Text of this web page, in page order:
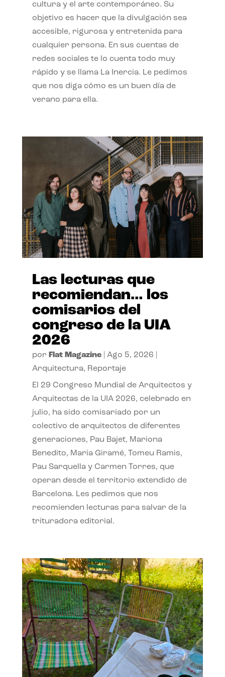
cultura y el arte contemporáneo. Su
objetivo es hacer que la divulgación sea
accesible, rigurosa y entretenida para
cualquier persona. En sus cuentas de
redes sociales te lo cuenta todo muy
rápido y se llama La Inercia. Le pedimos
que nos diga cómo es un buen día de
verano para ella.
Las lecturas que
recomiendan… los
comisarios del
congreso de la UIA
2026
por Flat Magazine| Ago 5, 2026
Arquitectura, Reportaje
El 29 Congreso Mundial de Arquitectos y
Arquitectas de la UIA 2026, celebrado en
julio, ha sido comisariado por un
colectivo de arquitectos de diferentes
generaciones, Pau Bajet, Mariona
Benedito, Maria Giramé, Tomeu Ramis,
Pau Sarquella y Carmen Torres, que
operan desde el territorio extendido de
Barcelona. Les pedimos que nos
recomienden lecturas para salvar de la
trituradora editorial.